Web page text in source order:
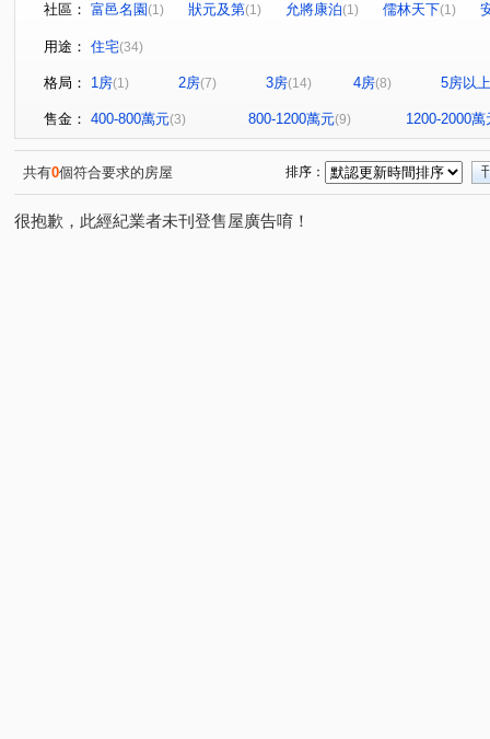
社區： 富邑名園(1) 狀元及第(1) 允將康泊(1) 儒林天下(1)
親家潮世代
興大康橋 森活大樓 麗園華廈 (1) 立仁路社區(1)
文心愛悦(1) (2) 鄉林新月灣 泓瑞綠雅圖(1)
東明路(1) 大明路(2) 祥興路(3) 向上街(1) 現岱路(1)
永興路(1) 民生路(1) 振興路(1) 大智路 (1)
大德街(1) 公園街(1) 工學一街(1) 東榮路(1)
福田三
中山路一段(1) 甲堤南路(1) 三民一街
用途： 住宅(34)
格局： 1房(1) 2房(7) 3房(14) 4房(8) 5房以上
售金： 400-800萬元(3) 800-1200萬元(9) 1200-2000萬
共有0個符合要求的房屋 排序：
很抱歉，此經紀業者未刊登售屋廣告唷！